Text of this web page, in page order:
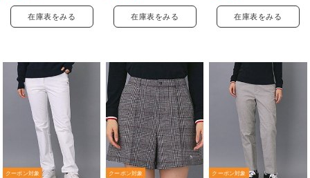
在庫表をみる 在庫表をみる 在庫表をみる
クーポン対象
クーポン対象
クーポン対象